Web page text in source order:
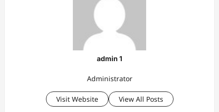
admin 1
Administrator
Visit Website View All Posts